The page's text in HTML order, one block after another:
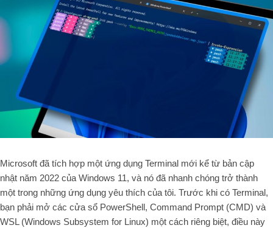
Microsoft đã tích hợp một ứng dụng Terminal mới kể từ bản cập
nhật năm 2022 của Windows 11, và nó đã nhanh chóng trở thành
một trong những ứng dụng yêu thích của tôi. Trước khi có Terminal,
bạn phải mở các cửa sổ PowerShell, Command Prompt (CMD) và
WSL (Windows Subsystem for Linux) một cách riêng biệt, điều này